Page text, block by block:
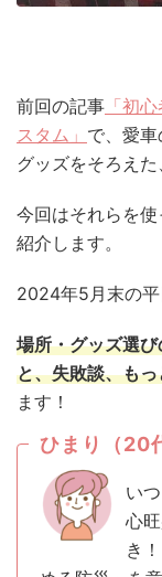
食事
前回の記事 「初
スタム」 で、愛
グッズをそろえた
今回はそれらを
紹介します。
2024年5月末の平
場所・グッズ選
と、失敗談、も
ます！
ひまり（20
い
心
き